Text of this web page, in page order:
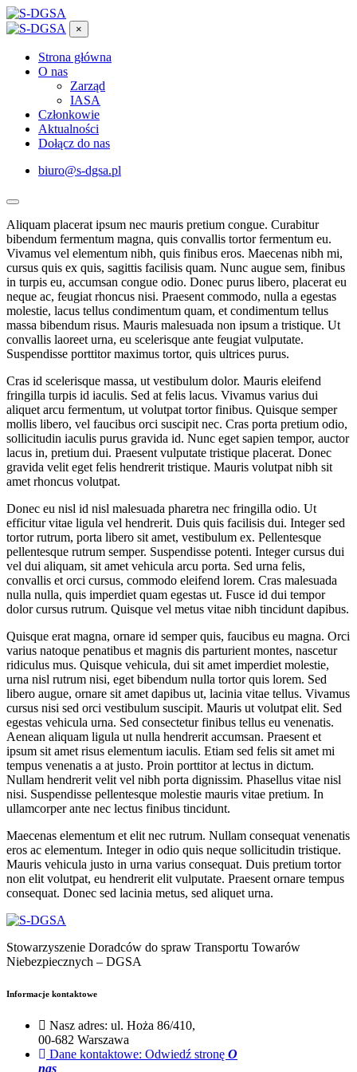
×
Strona główna
O nas
Zarząd
IASA
Członkowie
Aktualności
Dołącz do nas
biuro@s-dgsa.pl
Aliquam placerat ipsum nec mauris pretium congue. Curabitur
bibendum fermentum magna, quis convallis tortor fermentum eu.
Vivamus vel elementum nibh, quis finibus eros. Maecenas nibh mi,
cursus quis ex quis, sagittis facilisis quam. Nunc augue sem, finibus
in turpis eu, accumsan congue odio. Donec purus libero, placerat eu
neque ac, feugiat rhoncus nisi. Praesent commodo, nulla a egestas
molestie, lacus tellus condimentum quam, et condimentum tellus
massa bibendum risus. Mauris malesuada non ipsum a tristique. Ut
convallis laoreet urna, eu scelerisque ante feugiat vulputate.
Suspendisse porttitor maximus tortor, quis ultrices purus.
Cras id scelerisque massa, ut vestibulum dolor. Mauris eleifend
fringilla turpis id iaculis. Sed at felis lacus. Vivamus varius dui
aliquet arcu fermentum, ut volutpat tortor finibus. Quisque semper
mollis libero, vel faucibus orci suscipit nec. Cras porta pretium odio,
sollicitudin iaculis purus gravida id. Nunc eget sapien tempor, auctor
lacus in, pretium dui. Praesent vulputate tristique placerat. Donec
gravida velit eget felis hendrerit tristique. Mauris volutpat nibh sit
amet rhoncus volutpat.
Donec eu nisl id nisl malesuada pharetra nec fringilla odio. Ut
efficitur vitae ligula vel hendrerit. Duis quis facilisis dui. Integer sed
tortor rutrum, porta libero sit amet, vestibulum ex. Pellentesque
pellentesque rutrum semper. Suspendisse potenti. Integer cursus dui
vel dui aliquam, sit amet vehicula arcu porta. Sed urna felis,
convallis et orci cursus, commodo eleifend lorem. Cras malesuada
nulla nulla, quis imperdiet quam egestas ut. Fusce id dui tempor
dolor cursus rutrum. Quisque vel metus vitae nibh tincidunt dapibus.
Quisque erat magna, ornare id semper quis, faucibus eu magna. Orci
varius natoque penatibus et magnis dis parturient montes, nascetur
ridiculus mus. Quisque vehicula, dui sit amet imperdiet molestie,
urna nisl rutrum nisi, eget bibendum nulla tortor quis lorem. Sed
libero augue, ornare sit amet dapibus ut, lacinia vitae tellus. Vivamus
cursus nisi sed orci vestibulum suscipit. Mauris ut volutpat elit. Sed
egestas vehicula urna. Sed consectetur finibus tellus eu venenatis.
Aenean aliquam ligula ut nulla hendrerit accumsan. Praesent et
ipsum sit amet risus elementum iaculis. Etiam sed felis sit amet mi
tempus venenatis a at justo. Proin porttitor at lectus in dictum.
Nullam hendrerit velit vel nibh porta dignissim. Phasellus vitae nisl
nisi. Suspendisse pellentesque molestie mauris vitae pretium. In
ullamcorper ante nec lectus finibus tincidunt.
Maecenas elementum et elit nec rutrum. Nullam consequat venenatis
eros ac elementum. Integer in odio quis neque sollicitudin tristique.
Mauris vehicula justo in urna varius consequat. Duis pretium tortor
non elit volutpat, eu hendrerit elit vulputate. Praesent ornare tempus
consequat. Donec sed lacinia metus, sed aliquet urna.
Stowarzyszenie Doradców do spraw Transportu Towarów
Niebezpiecznych – DGSA
Informacje kontaktowe
Nasz adres: ul. Hoża 86/410,
00-682 Warszawa
Dane kontaktowe: Odwiedź stronę O
nas